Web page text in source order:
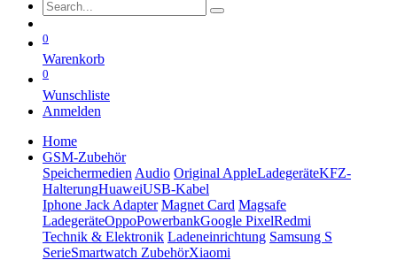
0
Warenkorb
0
Wunschliste
Anmelden
Home
GSM-Zubehör
Speichermedien Audio Original AppleLadegeräteKFZ-
HalterungHuaweiUSB-Kabel
Iphone Jack Adapter Magnet Card Magsafe
LadegeräteOppoPowerbankGoogle PixelRedmi
Technik & Elektronik Ladeneinrichtung Samsung S
SerieSmartwatch ZubehörXiaomi